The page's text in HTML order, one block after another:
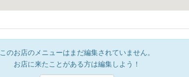
このお店のメニューはまだ編集されていません。
お店に来たことがある方は編集しよう！